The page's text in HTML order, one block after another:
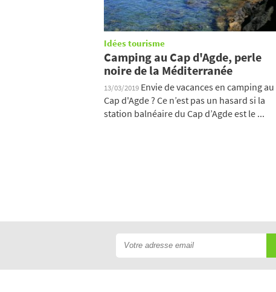
Idées tourisme
Camping au Cap d'Agde, perle
noire de la Méditerranée
13/03/2019 Envie de vacances en camping au
Cap d'Agde ? Ce n’est pas un hasard si la
station balnéaire du Cap d’Agde est le ...